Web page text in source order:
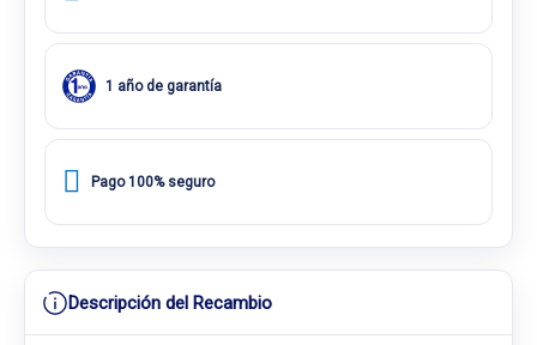
1 año de garantía
Pago 100% seguro
Descripción del Recambio